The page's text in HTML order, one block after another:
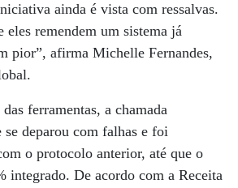
ainda é vista com ressalvas.
eles remendem um sistema já
pior”, afirma Michelle Fernandes,
ferramentas, a chamada
deparou com falhas e foi
o protocolo anterior, até que o
integrado. De acordo com a Receita